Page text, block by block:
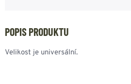
POPIS PRODUKTU
Velikost je universální.